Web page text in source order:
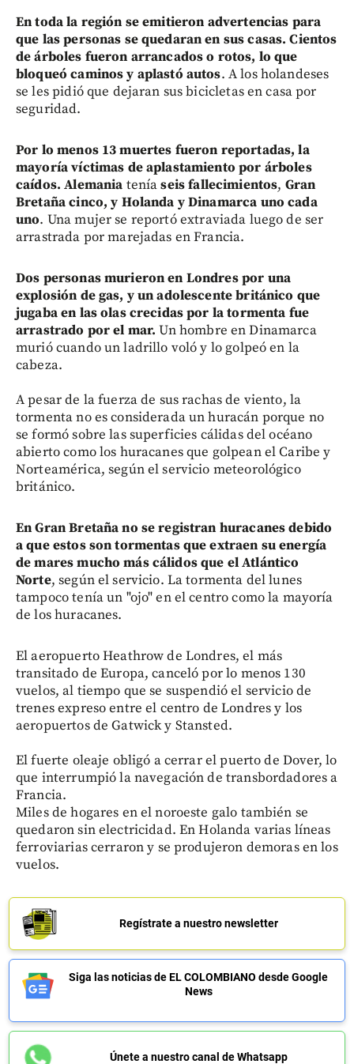
En toda la región se emitieron advertencias para
que las personas se quedaran en sus casas. Cientos
de árboles fueron arrancados o rotos, lo que
bloqueó caminos y aplastó autos. A los holandeses
se les pidió que dejaran sus bicicletas en casa por
seguridad.
Por lo menos 13 muertes fueron reportadas, la
mayoría víctimas de aplastamiento por árboles
caídos. Alemania teníaseis fallecimientos, Gran
Bretaña cinco, y Holanda y Dinamarca uno cada
uno. Una mujer se reportó extraviada luego de ser
arrastrada por marejadas en Francia.
Dos personas murieron en Londres por una
explosión de gas, y un adolescente británico que
jugaba en las olas crecidas por la tormenta fue
arrastrado por el mar. Un hombre en Dinamarca
murió cuando un ladrillo voló y lo golpeó en la
cabeza.
A pesar de la fuerza de sus rachas de viento, la
tormenta no es considerada un huracán porque no
se formó sobre las superficies cálidas del océano
abierto como los huracanes que golpean el Caribe y
Norteamérica, según el servicio meteorológico
británico.
En Gran Bretaña no se registran huracanes debido
a que estos son tormentas que extraen su energía
de mares mucho más cálidos que el Atlántico
Norte, según el servicio. La tormenta del lunes
tampoco tenía un "ojo" en el centro como la mayoría
de los huracanes.
El aeropuerto Heathrow de Londres, el más
transitado de Europa, canceló por lo menos 130
vuelos, al tiempo que se suspendió el servicio de
trenes expreso entre el centro de Londres y los
aeropuertos de Gatwick y Stansted.
El fuerte oleaje obligó a cerrar el puerto de Dover, lo
que interrumpió la navegación de transbordadores a
Francia.
Miles de hogares en el noroeste galo también se
quedaron sin electricidad. En Holanda varias líneas
ferroviarias cerraron y se produjeron demoras en los
vuelos.
Regístrate a nuestro newsletter
Siga las noticias de EL COLOMBIANO desde Google
News
Únete a nuestro canal de Whatsapp